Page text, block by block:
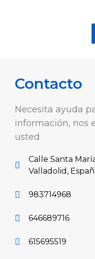
Contacto
Necesita ayuda
información, nos
usted
Calle Santa
Valladolid,
983714968
646689716
615695519